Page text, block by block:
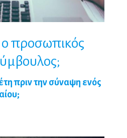
ο προσωπικός
πριν την σύναψη ενός